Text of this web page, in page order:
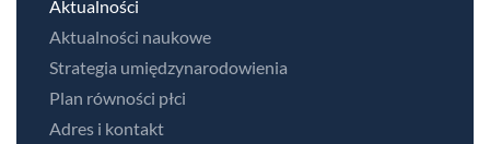
Aktualności
Aktualności naukowe
Strategia umiędzynarodowienia
Plan równości płci
Adres i kontakt